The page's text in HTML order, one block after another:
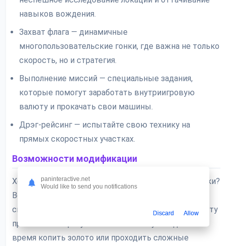
навыков вождения.
Захват флага — динамичные
многопользовательские гонки, где важна не только
скорость, но и стратегия.
Выполнение миссий — специальные задания,
которые помогут заработать внутриигровую
валюту и прокачать свои машины.
Дрэг-рейсинг — испытайте свою технику на
прямых скоростных участках.
Возможности модификации
Хотите узнать, как выжать максимум из этой штуки?
Вот что я выяснил. Основное преимущество
специальной сборки — это доступ ко всему контенту
практически сразу. Вам больше не нужно долгое
время копить золото или проходить сложные
paninteractive.net
Would like to send you notifications
Discard Allow